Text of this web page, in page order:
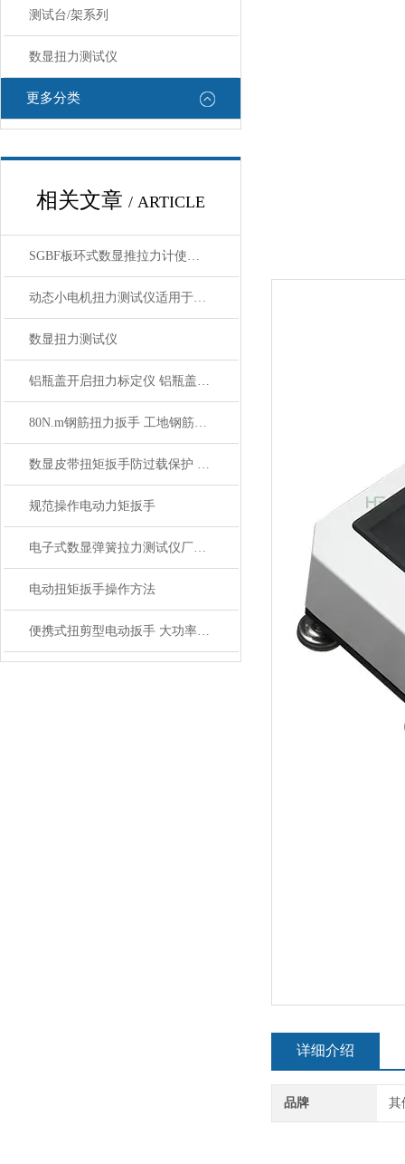
测试台/架系列
数显扭力测试仪
更多分类
相关文章 / ARTICLE
SGBF板环式数显推拉力计使用前核心注意事项
动态小电机扭力测试仪适用于高转速或负载变化专用
数显扭力测试仪
铝瓶盖开启扭力标定仪 铝瓶盖数显扭力测试仪 电子扭矩测试仪
80N.m钢筋扭力扳手 工地钢筋套筒扭力扳手
数显皮带扭矩扳手防过载保护 皮带扭矩扳手带LCD显示屏
规范操作电动力矩扳手
电子式数显弹簧拉力测试仪厂家_电子数显弹簧拉力测试仪价格
电动扭矩扳手操作方法
便携式扭剪型电动扳手 大功率螺栓扳手桥梁建筑用扳手
详细介绍
品牌 其